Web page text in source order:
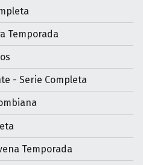
Temporada
- Serie Completa
Temporada